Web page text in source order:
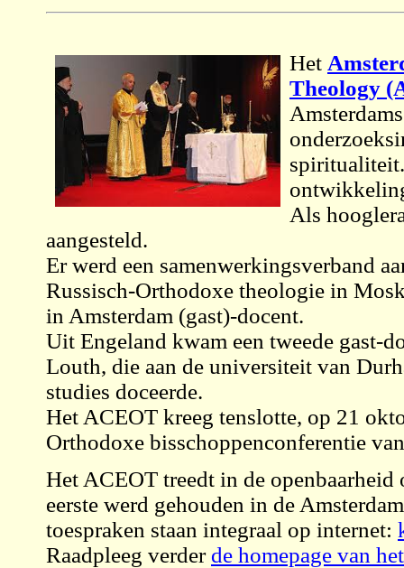
Het
Theology
Als
aangesteld.
Er werd een samenwerkingsverband
Russisch-Orthodoxe theologie in
in Amsterdam (gast)-docent.
Uit Engeland kwam een tweede gast-
Louth, die aan de universiteit van
studies doceerde.
Het ACEOT kreeg tenslotte, op 21
Orthodoxe bisschoppenconferentie
Het ACEOT treedt in de openbaarheid
eerste werd gehouden in de
toespraken staan integraal op internet:
Raadpleeg verder de homepage van